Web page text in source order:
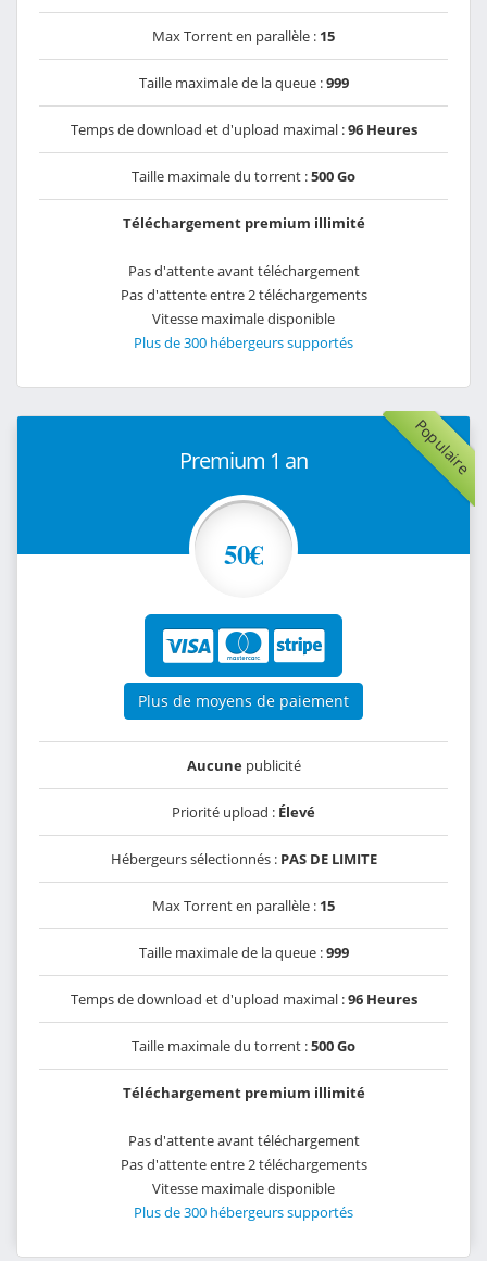
Max Torrent en parallèle : 15
Taille maximale de la queue :999
Temps de download et d'upload maximal :96 Heures
Taille maximale du torrent :500 Go
Téléchargement premium illimité
Pas d'attente avant téléchargement
Pas d'attente entre 2 téléchargements
Vitesse maximale disponible
Plus de 300 hébergeurs supportés
Populaire
Premium 1 an
50€
Plus de moyens de paiement
Aucunepublicité
Priorité upload : Élevé
Hébergeurs sélectionnés : PAS DE LIMITE
Max Torrent en parallèle : 15
Taille maximale de la queue :999
Temps de download et d'upload maximal :96 Heures
Taille maximale du torrent :500 Go
Téléchargement premium illimité
Pas d'attente avant téléchargement
Pas d'attente entre 2 téléchargements
Vitesse maximale disponible
Plus de 300 hébergeurs supportés